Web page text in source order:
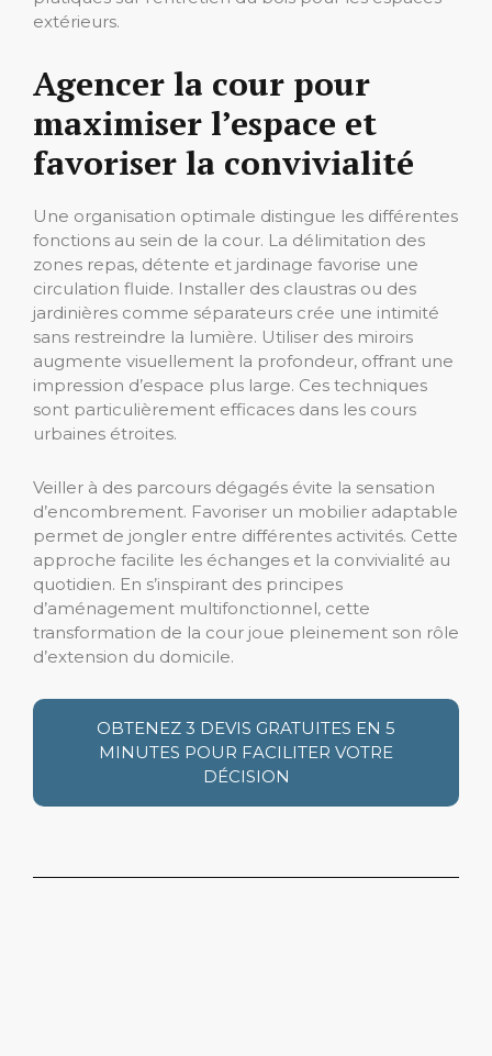
extérieurs.
Agencer la cour pour
maximiser l’espace et
favoriser la convivialité
Une organisation optimale distingue les différentes
fonctions au sein de la cour. La délimitation des
zones repas, détente et jardinage favorise une
circulation fluide. Installer des claustras ou des
jardinières comme séparateurs crée une intimité
sans restreindre la lumière. Utiliser des miroirs
augmente visuellement la profondeur, offrant une
impression d’espace plus large. Ces techniques
sont particulièrement efficaces dans les cours
urbaines étroites.
Veiller à des parcours dégagés évite la sensation
d’encombrement. Favoriser un mobilier adaptable
permet de jongler entre différentes activités. Cette
approche facilite les échanges et la convivialité au
quotidien. En s’inspirant des principes
d’aménagement multifonctionnel, cette
transformation de la cour joue pleinement son rôle
d’extension du domicile.
OBTENEZ 3 DEVIS GRATUITES EN 5
MINUTES POUR FACILITER VOTRE
DÉCISION